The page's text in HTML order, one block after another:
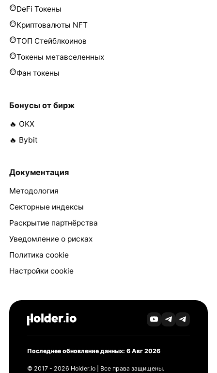
DeFi Токены
Криптовалюты NFT
ТОП Стейблкоинов
Токены метавселенных
Фан токены
Бонусы от бирж
🔥 OKX
🔥 Bybit
Документация
Методология
Секторные индексы
Раскрытие партнёрства
Уведомление о рисках
Политика cookie
Настройки cookie
Последнее обновление данных: 6 Авг 2026
© 2017 - 2026 Holder.io | Все права защищены.